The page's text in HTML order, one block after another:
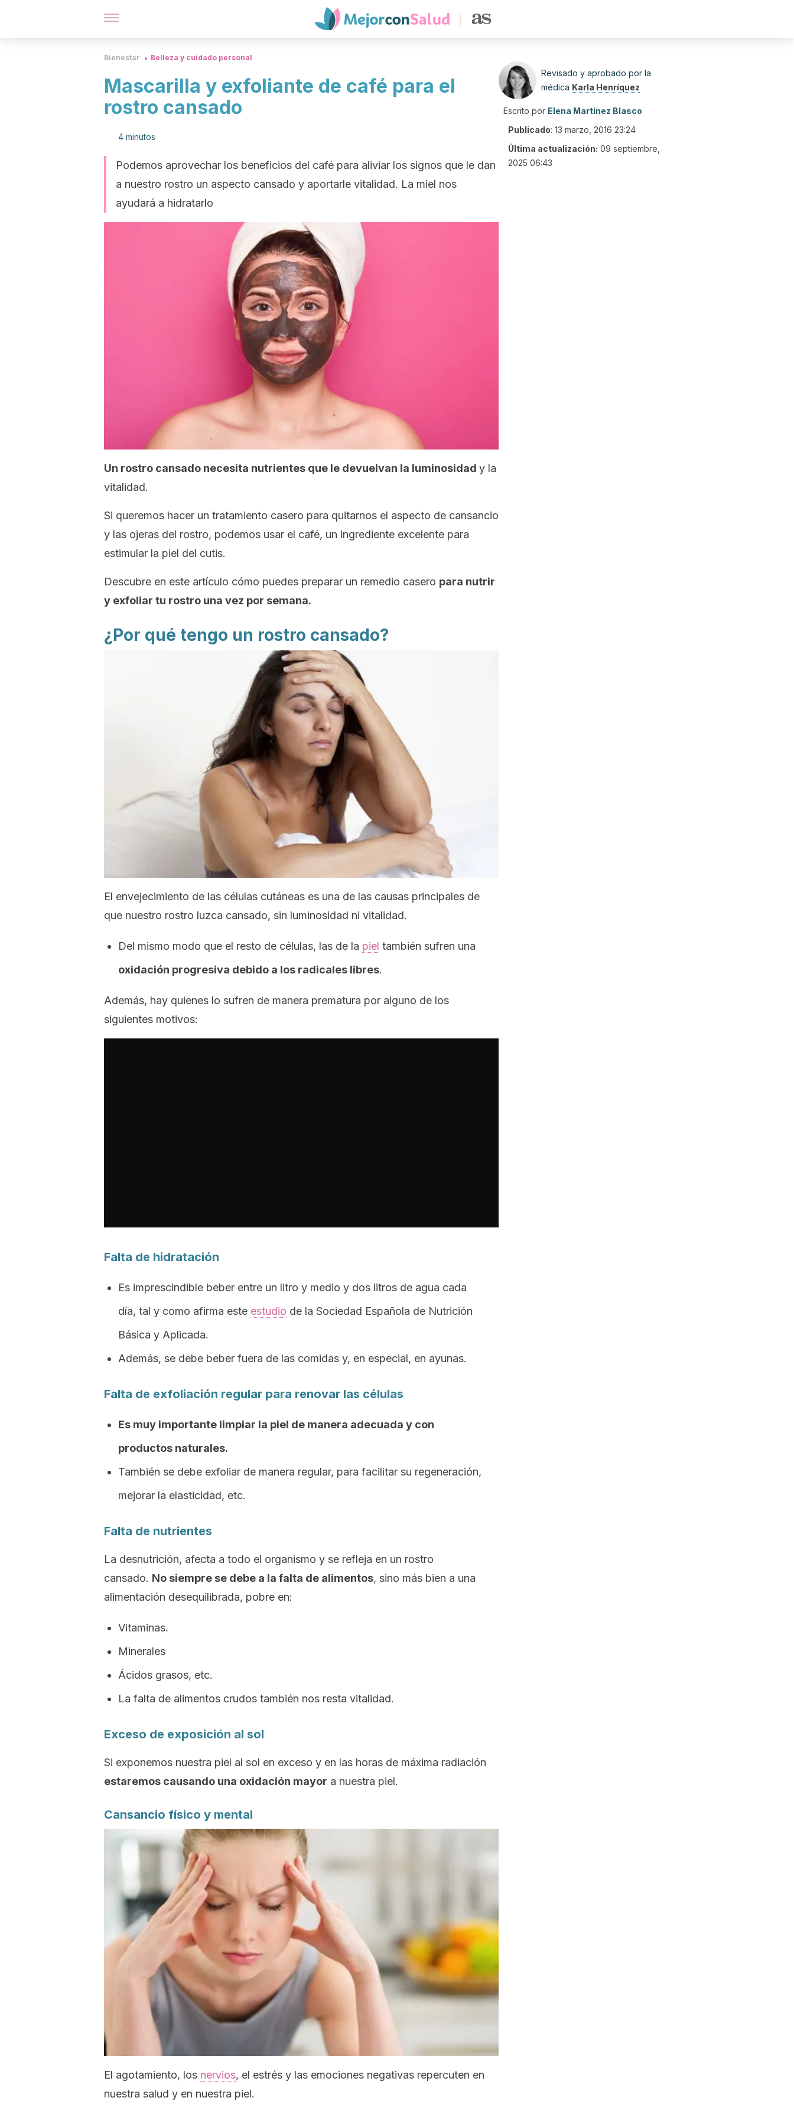
Bienestar Belleza y cuidado personal
Mascarilla y exfoliante de café para el
rostro cansado
4 minutos
Podemos aprovechar los beneficios del café para aliviar los signos que le dan
a nuestro rostro un aspecto cansado y aportarle vitalidad. La miel nos
ayudará a hidratarlo
Un rostro cansado necesita nutrientes que le devuelvan la luminosidad y la
vitalidad.
Si queremos hacer un tratamiento casero para quitarnos el aspecto de cansancio
y las ojeras del rostro, podemos usar el café, un ingrediente excelente para
estimular la piel del cutis.
Descubre en este artículo cómo puedes preparar un remedio casero para nutrir
y exfoliar tu rostro una vez por semana.
¿Por qué tengo un rostro cansado?
El envejecimiento de las células cutáneas es una de las causas principales de
que nuestro rostro luzca cansado, sin luminosidad ni vitalidad.
Del mismo modo que el resto de células, las de la piel también sufren una
oxidación progresiva debido a los radicales libres.
Además, hay quienes lo sufren de manera prematura por alguno de los
siguientes motivos:
Falta de hidratación
Es imprescindible beber entre un litro y medio y dos litros de agua cada
día, tal y como afirma este estudio de la Sociedad Española de Nutrición
Básica y Aplicada.
Además, se debe beber fuera de las comidas y, en especial, en ayunas.
Falta de exfoliación regular para renovar las células
Es muy importante limpiar la piel de manera adecuada y con
productos naturales.
También se debe exfoliar de manera regular, para facilitar su regeneración,
mejorar la elasticidad, etc.
Falta de nutrientes
La desnutrición, afecta a todo el organismo y se refleja en un rostro
cansado. No siempre se debe a la falta de alimentos, sino más bien a una
alimentación desequilibrada, pobre en:
Vitaminas.
Minerales
Ácidos grasos, etc.
La falta de alimentos crudos también nos resta vitalidad.
Exceso de exposición al sol
Si exponemos nuestra piel al sol en exceso y en las horas de máxima radiación
estaremos causando una oxidación mayor a nuestra piel.
Cansancio físico y mental
El agotamiento, los nervios, el estrés y las emociones negativas repercuten en
nuestra salud y en nuestra piel.
Revisado y aprobado por la
médica Karla Henríquez
Escrito por Elena Martínez Blasco
Publicado: 13 marzo, 2016 23:24
Última actualización: 09 septiembre,
2025 06:43